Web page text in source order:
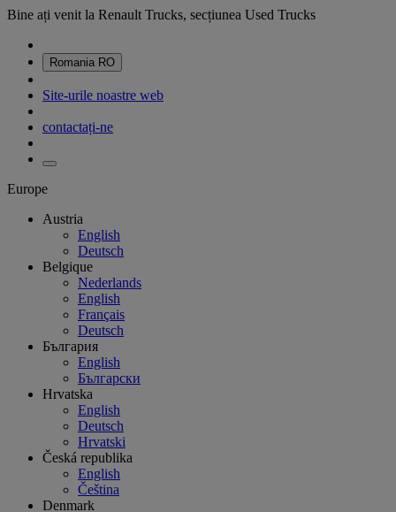
Bine ați venit la Renault Trucks, secțiunea Used Trucks
Romania RO
Site-urile noastre web
contactați-ne
Europe
Austria
English
Deutsch
Belgique
Nederlands
English
Français
Deutsch
България
English
Български
Hrvatska
English
Deutsch
Hrvatski
Česká republika
English
Čeština
Denmark